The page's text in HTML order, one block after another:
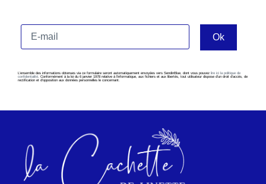
L’ensemble des informations obtenues via ce formulaire seront automatiquement envoyées vers SendinBlue, dont vous pouvez lire ici la politique de
confidentialité . Conformément à la loi du 6 janvier 1978 relative à l’informatique, aux fichiers et aux libertés, tout utilisateur dispose d’un droit d’accès, de
rectification et d’opposition aux données personnelles le concernant.